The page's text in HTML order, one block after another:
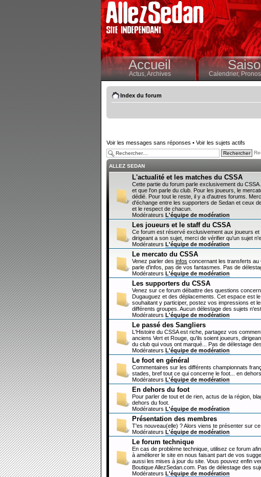
Accueil
Actus,Archives Calendrier,
Index du forum
Voir les messages sans réponses • Voir les sujets actifs
ALLEZ SEDAN
L'actualité et les matches du CSSA
Cette partie du forum parle exclusivement du
et que l'on parle du club. Pour les joueurs, le
dédié. Pour tout le reste, il y a d'autres forums.
d'échange entre les supporters de Sedan et ceux
et le respect de chacun.
Modérateurs L'équipe de modération
Les joueurs et le staff du CSSA
Ce forum est réservé exclusivement aux joueurs
dirigeant a son sujet, merci de vérifier qu'un sujet
Modérateurs L'équipe de modération
Le mercato du CSSA
Venez parler des infos concernant les transferts au
parle d'infos, pas de vos fantasmes. Pas de
Modérateurs L'équipe de modération
Les supporters du CSSA
Venez sur ce forum débattre des questions
Dugauguez et des déplacements. Cet espace est
souhaitant y participer, postez vos impressions et
différents groupes. Aucun délestage des sujets
Modérateurs L'équipe de modération
Le passé des Sangliers
L'Histoire du CSSA est riche, partagez vos
anciens Vert et Rouge, qu'ils soient joueurs,
du club qui vous ont marqué... Pas de délestage
Modérateurs L'équipe de modération
Le foot en général
Commentaires sur les différents championnats
stades, bref tout ce qui concerne le foot... en
Modérateurs L'équipe de modération
En dehors du foot
Pour parler de tout et de rien, actus de la région,
dehors du foot.
Modérateurs L'équipe de modération
Présentation des membres
T'es nouveau(elle) ? Alors viens te présenter sur
Modérateurs L'équipe de modération
Le forum technique
En cas de problème technique, utilisez ce forum
à améliorer le site en nous faisant part de vos
aussi les mises à jour du site. Vous pouvez enfin
Boutique AllezSedan.com. Pas de délestage des
Modérateurs L'équipe de modération